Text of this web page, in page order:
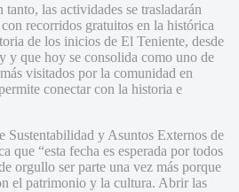
las actividades se trasladarán
recorridos gratuitos en la histórica
de los inicios de El Teniente, desde
y que hoy se consolida como uno de
visitados por la comunidad en
conectar con la historia e
Sustentabilidad y Asuntos Externos de
que “esta fecha es esperada por todos
orgullo ser parte una vez más porque
el patrimonio y la cultura. Abrir las